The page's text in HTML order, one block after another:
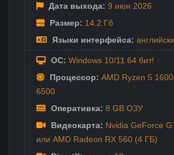
Дата выхода: 9 июн 2026
Размер: 14.2 Гб
Языки интерфейса:
ОС: Windows 10/11 64 бит!
Процессор: AMD Ryzen 5
6500
Оперативка: 8 GB ОЗУ
Видеокарта: Nvidia GeForce
или AMD Radeon RX 560 (4 ГБ)